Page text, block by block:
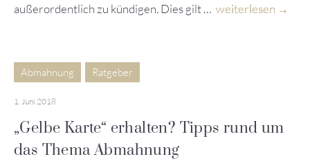
außerordentlich zu kündigen. Dies gilt … weiterlesen
Abmahnung Ratgeber
1. Juni 2018
„Gelbe Karte“ erhalten? Tipps rund um
das Thema Abmahnung